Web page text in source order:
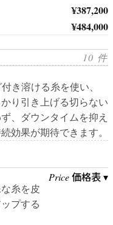
¥387,200
¥484,000
10 件
き溶ける糸を使い、
り引き上げる切らない
、ダウンタイムを抑え
効果が期待できます。
糸を皮
プする
Price価格表 ▾